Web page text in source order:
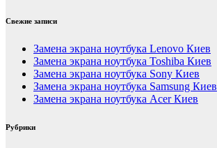
Свежие записи
Замена экрана ноутбука Lenovo Киев
Замена экрана ноутбука Toshiba Киев
Замена экрана ноутбука Sony Киев
Замена экрана ноутбука Samsung Киев
Замена экрана ноутбука Acer Киев
Рубрики